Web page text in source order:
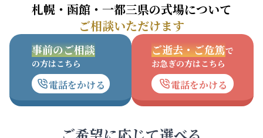
札幌・函館・一都三県の式場について
ご相談いただけます
事前のご相談
の方はこちら
電話をかける
ご逝去・ご危篤で
お急ぎの方はこちら
電話をかける